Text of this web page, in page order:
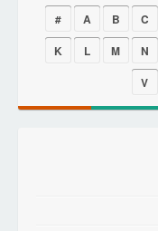
# A B C
K
L M N
V